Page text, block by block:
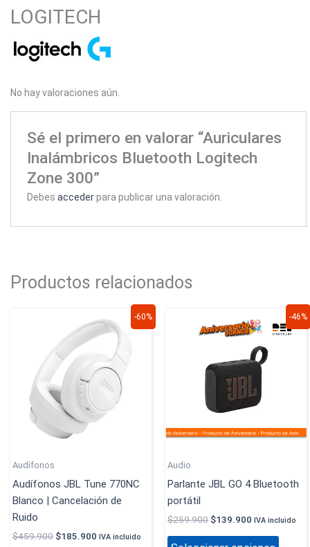
LOGITECH
No hay valoraciones aún.
Sé el primero en valorar “Auriculares
Inalámbricos Bluetooth Logitech
Zone 300”
Debesaccederpara publicar una valoración.
Productos relacionados
-60%
Audífonos
Audífonos JBL Tune 770NC
Blanco | Cancelación de
Ruido
$459.900
precio
original
$459.900.
$185.900
precio
actual
$185.900.
IVA incluido
-46%
Audio
Parlante JBL GO 4 Bluetooth
portátil
$259.900
precio
original
$259.900.
$139.900
precio
actual
es:
$139.900.
IVA incluido
Este
se
en
página